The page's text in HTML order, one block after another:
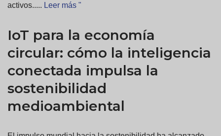
activos..... Leer más "
IoT para la economía
circular: cómo la inteligencia
conectada impulsa la
sostenibilidad
medioambiental